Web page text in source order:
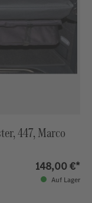
447, Marco
148,00 €*
Auf Lager